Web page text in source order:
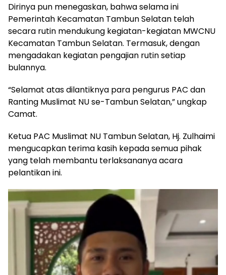
Dirinya pun menegaskan, bahwa selama ini
Pemerintah Kecamatan Tambun Selatan telah
secara rutin mendukung kegiatan-kegiatan MWCNU
Kecamatan Tambun Selatan. Termasuk, dengan
mengadakan kegiatan pengajian rutin setiap
bulannya.
“Selamat atas dilantiknya para pengurus PAC dan
Ranting Muslimat NU se-Tambun Selatan,” ungkap
Camat.
Ketua PAC Muslimat NU Tambun Selatan, Hj. Zulhaimi
mengucapkan terima kasih kepada semua pihak
yang telah membantu terlaksananya acara
pelantikan ini.